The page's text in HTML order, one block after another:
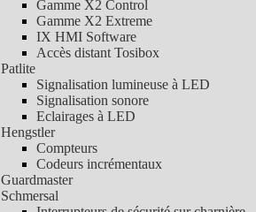
Gamme X2 Control
Gamme X2 Extreme
IX HMI Software
Accès distant Tosibox
Patlite
Signalisation lumineuse à LED
Signalisation sonore
Eclairages à LED
Hengstler
Compteurs
Codeurs incrémentaux
Guardmaster
Schmersal